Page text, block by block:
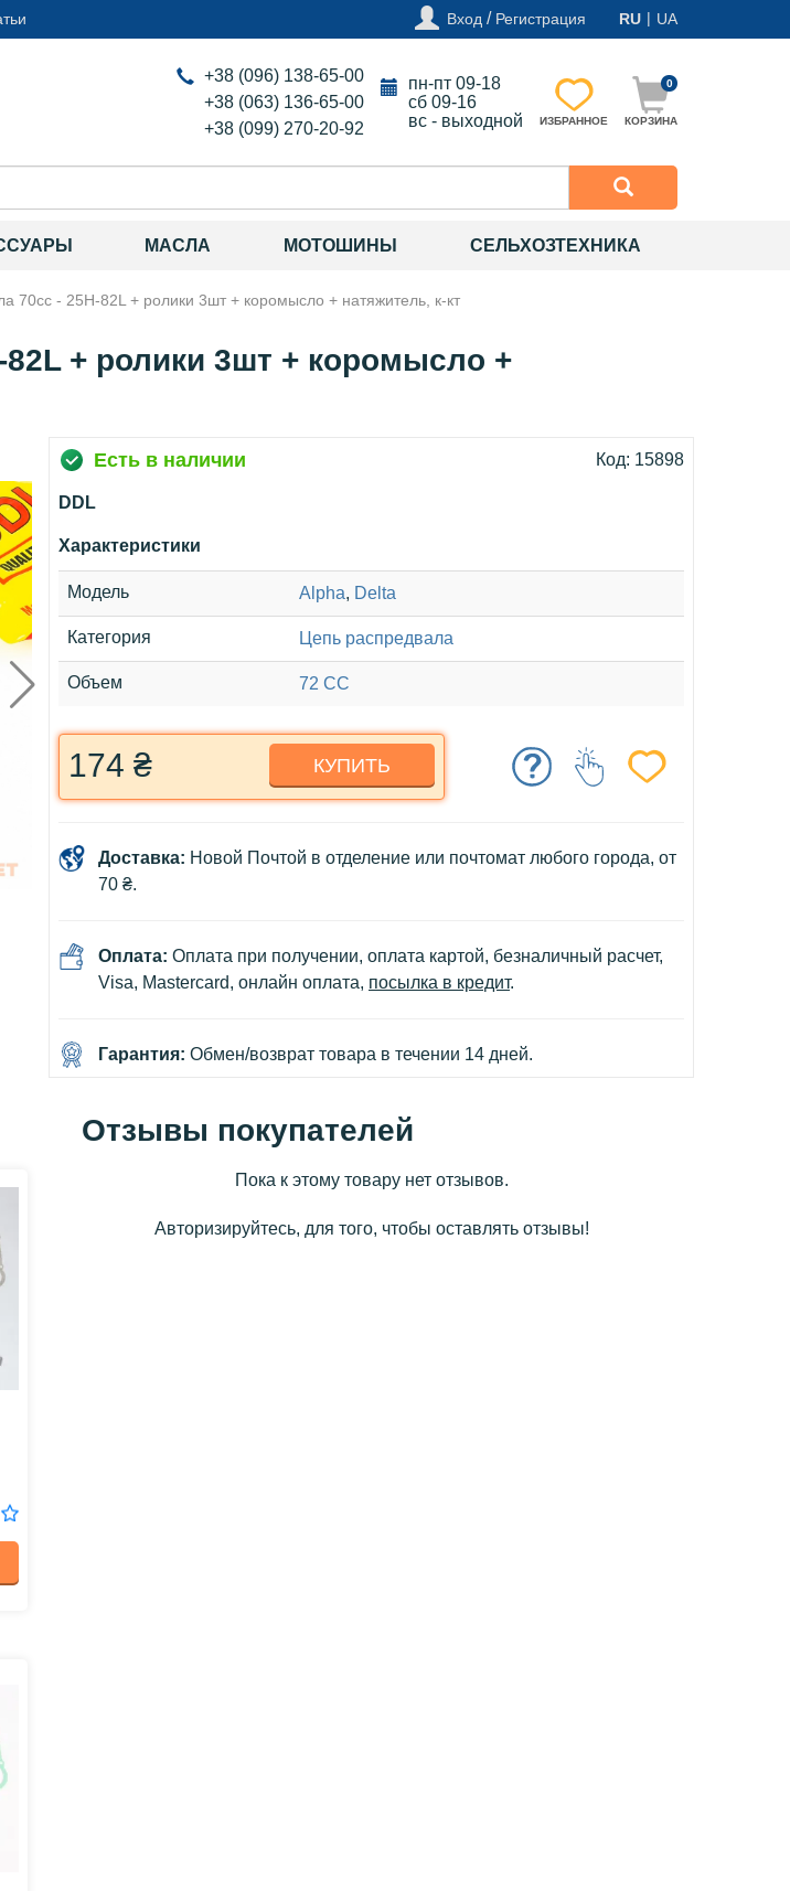
Вход / Регистрация RU | UA
+38 (096) 138-65-00
+38 (063) 136-65-00
+38 (099) 270-20-92
пн-пт 09-18
сб 09-16
вс - выходной
ИЗБРАННОЕ
0
КОРЗИНА
МАСЛА МОТОШИНЫ СЕЛЬХОЗТЕХНИКА
70сс - 25H-82L + ролики 3шт + коромысло + натяжитель, к-кт
82L + ролики 3шт + коромысло +
Есть в наличии Код: 15898
DDL
Характеристики
Модель Alpha, Delta
Категория Цепь распредвала
Объем 72 CC
174 ₴ КУПИТЬ
Доставка: Новой Почтой в отделение или почтомат любого города, от
70 ₴.
Оплата: Оплата при получении, оплата картой, безналичный расчет,
Visa, Mastercard, онлайн оплата, посылка в кредит.
Гарантия: Обмен/возврат товара в течении 14 дней.
Отзывы покупателей
Пока к этому товару нет отзывов.
Авторизируйтесь, для того, чтобы оставлять отзывы!